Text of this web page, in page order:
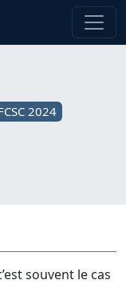
2024
souvent le cas